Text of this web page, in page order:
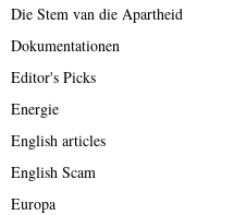
Die Stem van die Apartheid
Dokumentationen
Editor's Picks
Energie
English articles
English Scam
Europa